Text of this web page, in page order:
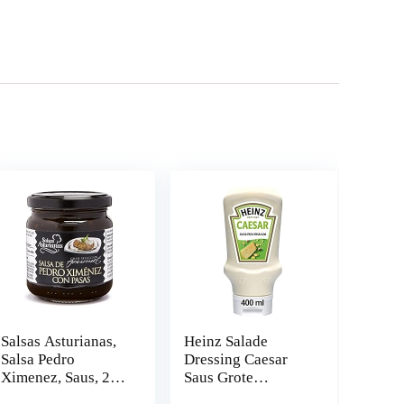
Salsas Asturianas,
Salsa Pedro
Ximenez, Saus, 215
Heinz Salade
Dressing Caesar
Saus Grote